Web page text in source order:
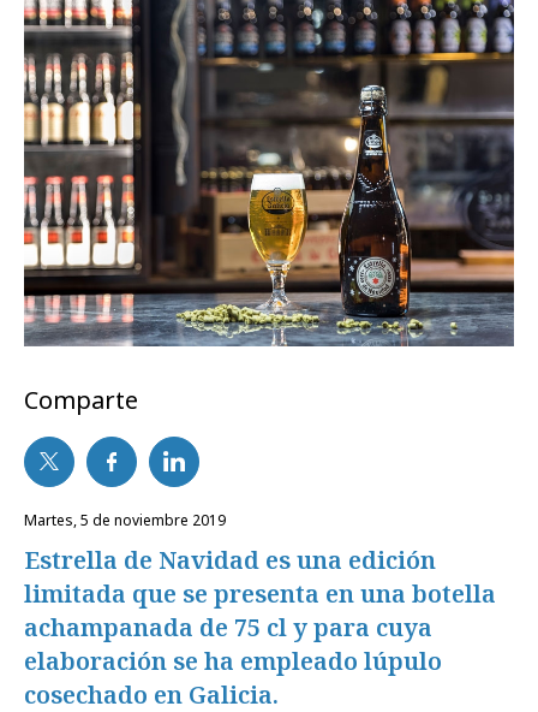
Comparte
martes, 5 de noviembre 2019
Estrella de Navidad es una edición
limitada que se presenta en una botella
achampanada de 75 cl y para cuya
elaboración se ha empleado lúpulo
cosechado en Galicia.